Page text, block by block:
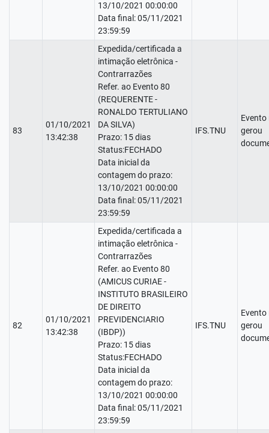
13/10/2021 00:00:00
Data final: 05/11/2021
23:59:59
83
01/10/2021
13:42:38
Expedida/certificada a
intimação eletrônica -
Contrarrazões
Refer. ao Evento 80
(REQUERENTE -
RONALDO TERTULIANO
DA SILVA)
Prazo: 15 dias
Status:FECHADO
Data inicial da
contagem do prazo:
13/10/2021 00:00:00
Data final: 05/11/2021
23:59:59
IFS.TNU
Evento
gerou
82
01/10/2021
13:42:38
Expedida/certificada a
intimação eletrônica -
Contrarrazões
Refer. ao Evento 80
(AMICUS CURIAE -
INSTITUTO BRASILEIRO
DE DIREITO
PREVIDENCIARIO
(IBDP))
Prazo: 15 dias
Status:FECHADO
Data inicial da
contagem do prazo:
13/10/2021 00:00:00
Data final: 05/11/2021
23:59:59
IFS.TNU
Evento
gerou